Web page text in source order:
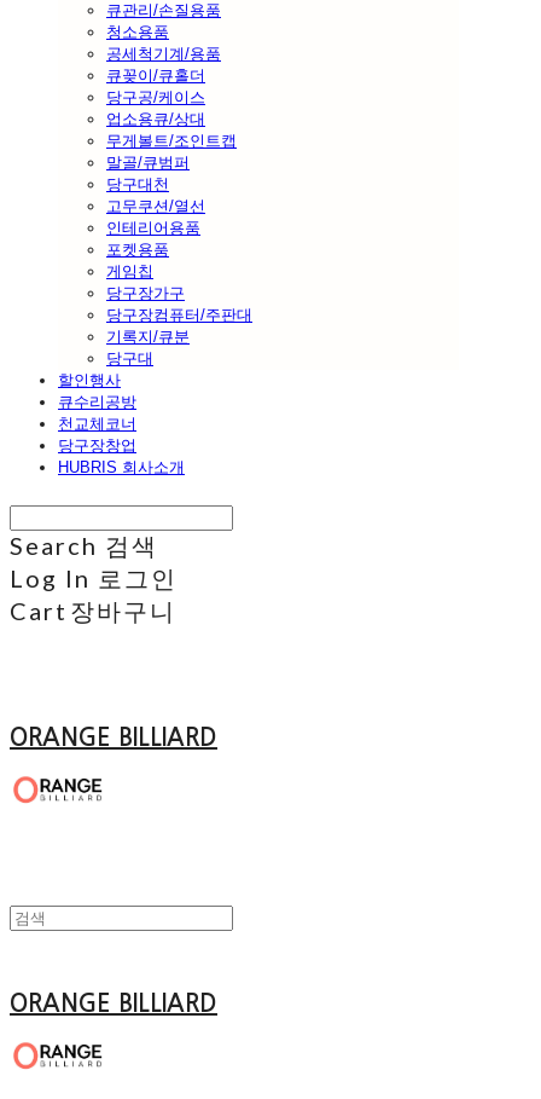
큐관리/손질용품
청소용품
공세척기계/용품
큐꽂이/큐홀더
당구공/케이스
업소용큐/상대
무게볼트/조인트캡
말골/큐범퍼
당구대천
고무쿠션/열선
인테리어용품
포켓용품
게임칩
당구장가구
당구장컴퓨터/주판대
기록지/큐분
당구대
할인행사
큐수리공방
천교체코너
당구장창업
HUBRIS 회사소개
Search 검색
Log In 로그인
Cart 장바구니
ORANGE BILLIARD
ORANGE BILLIARD